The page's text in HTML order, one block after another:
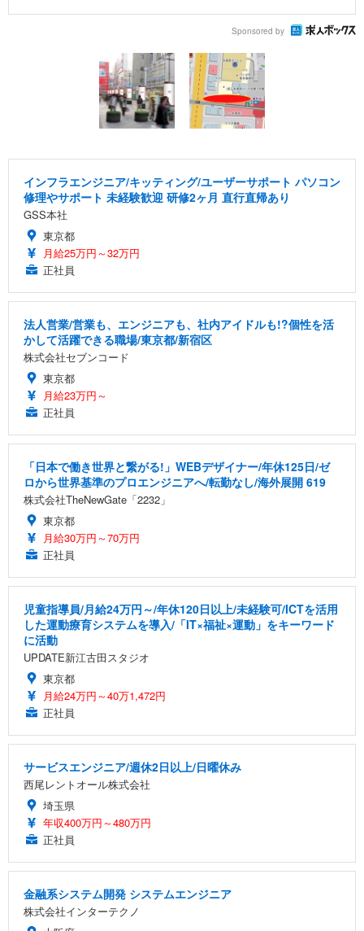
Sponsored by
インフラエンジニア/キッティング/ユーザーサポート パソコン
修理やサポート 未経験歓迎 研修2ヶ月 直行直帰あり
GSS本社
東京都
月給25万円～32万円
正社員
法人営業/営業も、エンジニアも、社内アイドルも!?個性を活
かして活躍できる職場/東京都/新宿区
株式会社セブンコード
東京都
月給23万円～
正社員
「日本で働き世界と繋がる!」WEBデザイナー/年休125日/ゼ
ロから世界基準のプロエンジニアへ/転勤なし/海外展開 619
株式会社TheNewGate「2232」
東京都
月給30万円～70万円
正社員
児童指導員/月給24万円～/年休120日以上/未経験可/ICTを活用
した運動療育システムを導入/「IT×福祉×運動」をキーワード
に活動
UPDATE新江古田スタジオ
東京都
月給24万円～40万1,472円
正社員
サービスエンジニア/週休2日以上/日曜休み
西尾レントオール株式会社
埼玉県
年収400万円～480万円
正社員
金融系システム開発 システムエンジニア
株式会社インターテクノ